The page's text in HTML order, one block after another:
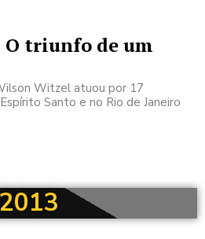
triunfo de um
Witzel atuou por 17
Santo e no Rio de Janeiro
2013